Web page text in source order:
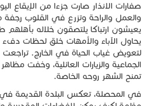
صفارات الانذار صارت جزءا من الإيقاع
والعمل والراحة وتزرع في القلوب رجفة
يعيشون ارتباكا يلتصقون خلاله بأهلهم
يحاول الآباء والأمهات خلق لحظات دفء
لتعويض غياب الحياة في الخارج. تراجعت
الجماعية والزيارات العائلية، وخفت
تمنح الشهر روحه الخاصة.
في المحصلة، تعكس البلدة القديمة